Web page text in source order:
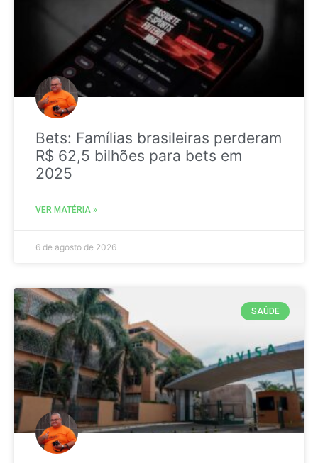
Bets: Famílias brasileiras perderam
R$ 62,5 bilhões para bets em
2025
VER MATÉRIA »
6 de agosto de 2026
SAÚDE